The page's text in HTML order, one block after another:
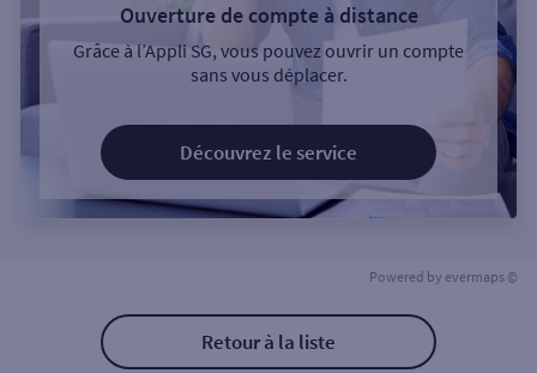
Ouverture de compte à distance
Grâce à l’Appli SG, vous pouvez ouvrir un compte
sans vous déplacer.
Découvrez le service
Powered by evermaps ©
Retour à la liste